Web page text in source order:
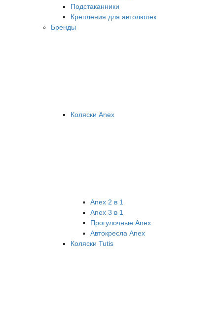
Подстаканники
Крепления для автолюлек
Бренды
Коляски Anex
Anex 2 в 1
Anex 3 в 1
Прогулочные Anex
Автокресла Anex
Коляски Tutis